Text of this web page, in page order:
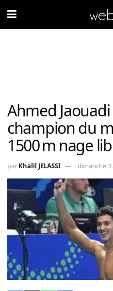
Ahmed Jaouadi
champion du
1500 m nage
par Khalil JELASSI dimanche 3